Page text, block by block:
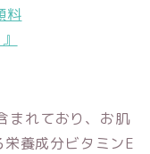
料
まれており、お肌
養成分ビタミンE